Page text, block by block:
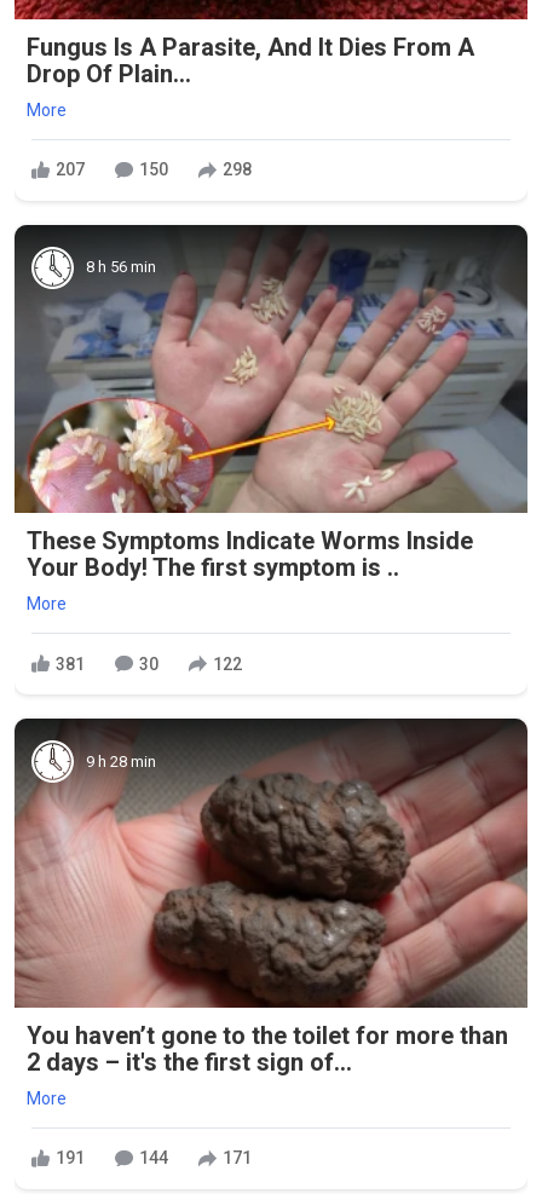
Fungus Is A Parasite, And It Dies From A
Drop Of Plain...
More
207 150 298
8 h 56 min
These Symptoms Indicate Worms Inside
Your Body! The first symptom is ..
More
381 30 122
9 h 28 min
You haven’t gone to the toilet for more than
2 days – it's the first sign of...
More
191 144 171